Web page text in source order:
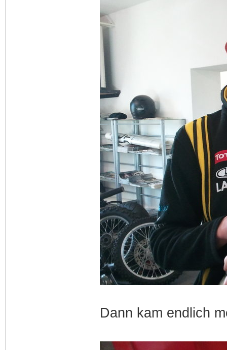
Dann kam endlich